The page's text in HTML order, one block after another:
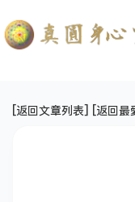
[返回文章列表] [返回最